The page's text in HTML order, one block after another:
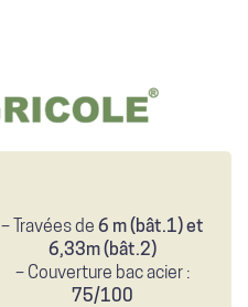
– Travées de 6 m (bât.1) et
6,33m (bât.2)
– Couverture bac acier :
75/100